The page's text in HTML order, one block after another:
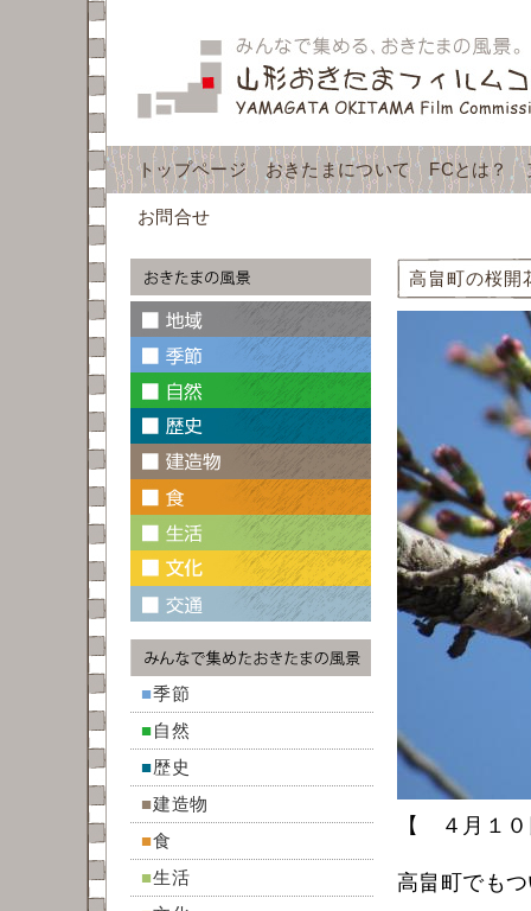
トップページ おきたまについて FCとは？
お問合せ
■季節
■自然
■歴史
■建造物
■食
■生活
高畠町の桜開
【 ４月１
高畠町でも